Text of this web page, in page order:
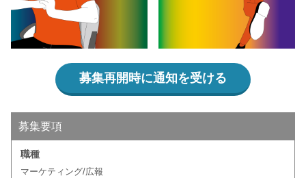
募集再開時に通知を受ける
募集要項
職種
マーケティング/広報